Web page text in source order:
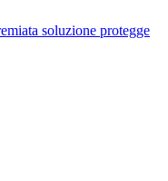
soluzione protegge